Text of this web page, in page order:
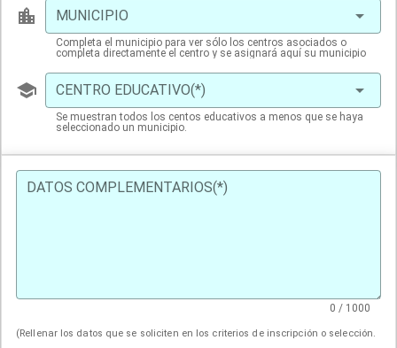
MUNICIPIO
Completa el municipio para ver sólo los centros asociados o
completa directamente el centro y se asignará aquí su municipio
CENTRO EDUCATIVO(*)
Se muestran todos los centos educativos a menos que se haya
seleccionado un municipio.
DATOS COMPLEMENTARIOS(*)
0 / 1000
(Rellenar los datos que se soliciten en los criterios de inscripción o selección.